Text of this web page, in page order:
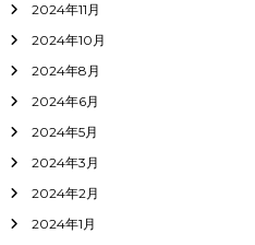
2024年11月
2024年10月
2024年8月
2024年6月
2024年5月
2024年3月
2024年2月
2024年1月